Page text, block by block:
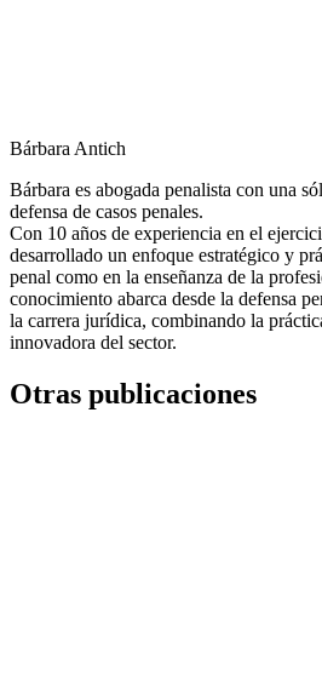
Bárbara Antich
Bárbara es abogada penalista con una
defensa de casos penales.
Con 10 años de experiencia en el
desarrollado un enfoque estratégico y
penal como en la enseñanza de la
conocimiento abarca desde la defensa
la carrera jurídica, combinando la
innovadora del sector.
Otras publicaciones